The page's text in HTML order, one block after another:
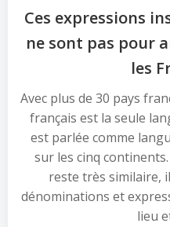
Ces expressions
ne sont pas pour
les
Avec plus de 30 pays
français est la seule
est parlée comme
sur les cinq
reste très similaire,
dénominations et
lieu